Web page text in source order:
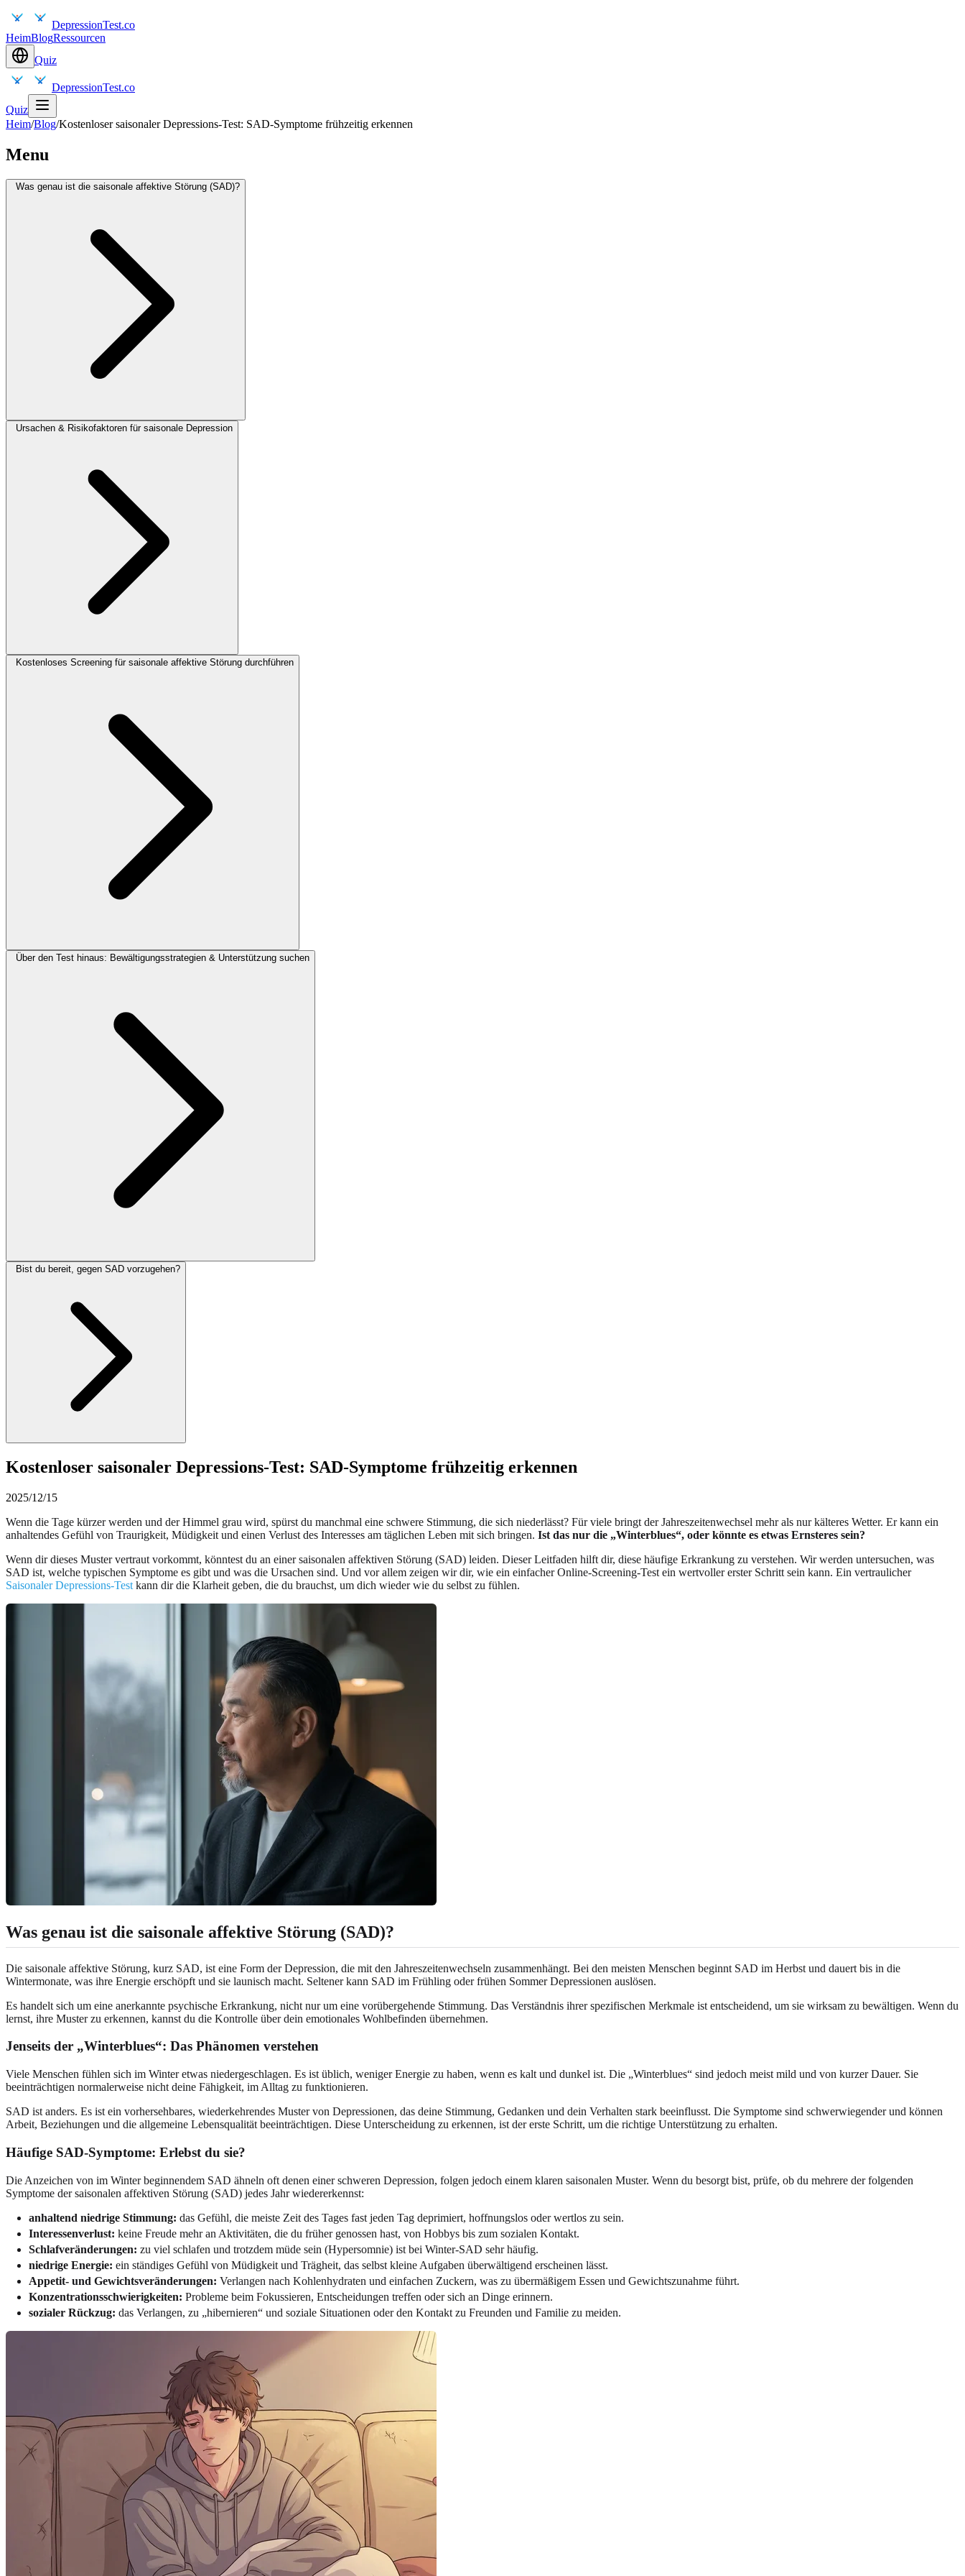
DepressionTest.co
HeimBlogRessourcen
Quiz
DepressionTest.co
Quiz
Heim/Blog/Kostenloser saisonaler Depressions-Test: SAD-Symptome frühzeitig erkennen
Menu
Was genau ist die saisonale affektive Störung (SAD)?
Ursachen & Risikofaktoren für saisonale Depression
Kostenloses Screening für saisonale affektive Störung durchführen
Über den Test hinaus: Bewältigungsstrategien & Unterstützung suchen
Bist du bereit, gegen SAD vorzugehen?
Kostenloser saisonaler Depressions-Test: SAD-Symptome frühzeitig erkennen
2025/12/15
Wenn die Tage kürzer werden und der Himmel grau wird, spürst du manchmal eine schwere Stimmung, die sich niederlässt? Für viele bringt der Jahreszeitenwechsel mehr als nur kälteres Wetter. Er kann ein
anhaltendes Gefühl von Traurigkeit, Müdigkeit und einen Verlust des Interesses am täglichen Leben mit sich bringen. Ist das nur die „Winterblues“, oder könnte es etwas Ernsteres sein?
Wenn dir dieses Muster vertraut vorkommt, könntest du an einer saisonalen affektiven Störung (SAD) leiden. Dieser Leitfaden hilft dir, diese häufige Erkrankung zu verstehen. Wir werden untersuchen, was
SAD ist, welche typischen Symptome es gibt und was die Ursachen sind. Und vor allem zeigen wir dir, wie ein einfacher Online-Screening-Test ein wertvoller erster Schritt sein kann. Ein vertraulicher
Saisonaler Depressions-Test kann dir die Klarheit geben, die du brauchst, um dich wieder wie du selbst zu fühlen.
Was genau ist die saisonale affektive Störung (SAD)?
Die saisonale affektive Störung, kurz SAD, ist eine Form der Depression, die mit den Jahreszeitenwechseln zusammenhängt. Bei den meisten Menschen beginnt SAD im Herbst und dauert bis in die
Wintermonate, was ihre Energie erschöpft und sie launisch macht. Seltener kann SAD im Frühling oder frühen Sommer Depressionen auslösen.
Es handelt sich um eine anerkannte psychische Erkrankung, nicht nur um eine vorübergehende Stimmung. Das Verständnis ihrer spezifischen Merkmale ist entscheidend, um sie wirksam zu bewältigen. Wenn du
lernst, ihre Muster zu erkennen, kannst du die Kontrolle über dein emotionales Wohlbefinden übernehmen.
Jenseits der „Winterblues“: Das Phänomen verstehen
Viele Menschen fühlen sich im Winter etwas niedergeschlagen. Es ist üblich, weniger Energie zu haben, wenn es kalt und dunkel ist. Die „Winterblues“ sind jedoch meist mild und von kurzer Dauer. Sie
beeinträchtigen normalerweise nicht deine Fähigkeit, im Alltag zu funktionieren.
SAD ist anders. Es ist ein vorhersehbares, wiederkehrendes Muster von Depressionen, das deine Stimmung, Gedanken und dein Verhalten stark beeinflusst. Die Symptome sind schwerwiegender und können
Arbeit, Beziehungen und die allgemeine Lebensqualität beeinträchtigen. Diese Unterscheidung zu erkennen, ist der erste Schritt, um die richtige Unterstützung zu erhalten.
Häufige SAD-Symptome: Erlebst du sie?
Die Anzeichen von im Winter beginnendem SAD ähneln oft denen einer schweren Depression, folgen jedoch einem klaren saisonalen Muster. Wenn du besorgt bist, prüfe, ob du mehrere der folgenden
Symptome der saisonalen affektiven Störung (SAD) jedes Jahr wiedererkennst:
anhaltend niedrige Stimmung: das Gefühl, die meiste Zeit des Tages fast jeden Tag deprimiert, hoffnungslos oder wertlos zu sein.
Interessenverlust: keine Freude mehr an Aktivitäten, die du früher genossen hast, von Hobbys bis zum sozialen Kontakt.
Schlafveränderungen: zu viel schlafen und trotzdem müde sein (Hypersomnie) ist bei Winter-SAD sehr häufig.
niedrige Energie: ein ständiges Gefühl von Müdigkeit und Trägheit, das selbst kleine Aufgaben überwältigend erscheinen lässt.
Appetit- und Gewichtsveränderungen: Verlangen nach Kohlenhydraten und einfachen Zuckern, was zu übermäßigem Essen und Gewichtszunahme führt.
Konzentrationsschwierigkeiten: Probleme beim Fokussieren, Entscheidungen treffen oder sich an Dinge erinnern.
sozialer Rückzug: das Verlangen, zu „hibernieren“ und soziale Situationen oder den Kontakt zu Freunden und Familie zu meiden.